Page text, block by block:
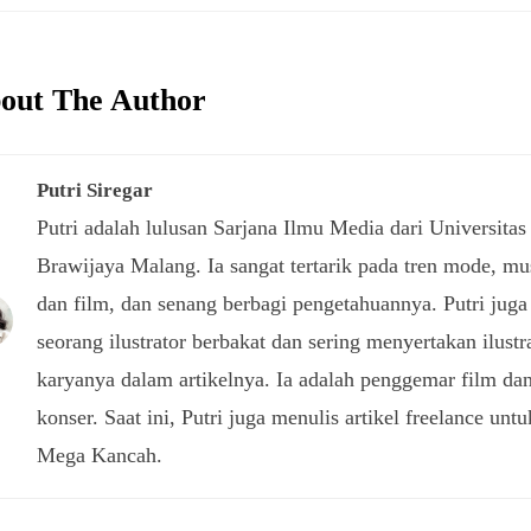
The Author
Putri Siregar
Putri adalah lulusan Sarjana Ilmu Media dari Universitas
Brawijaya Malang. Ia sangat tertarik pada tren mode,
dan film, dan senang berbagi pengetahuannya. Putri juga
seorang ilustrator berbakat dan sering menyertakan
karyanya dalam artikelnya. Ia adalah penggemar film dan
konser. Saat ini, Putri juga menulis artikel freelance
Mega Kancah.